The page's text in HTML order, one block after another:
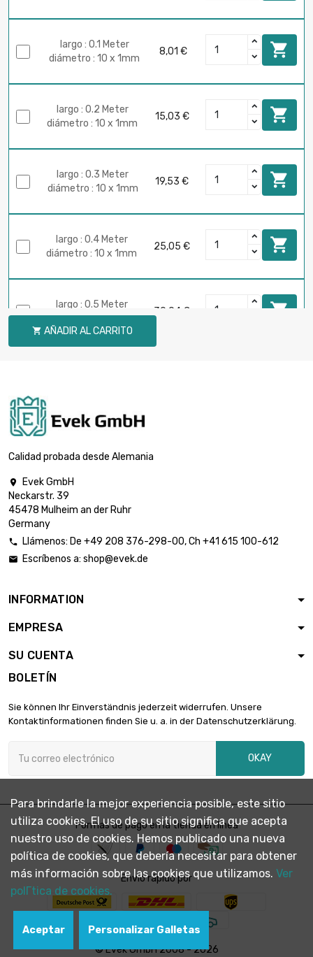
largo : 0.1 Meter
diámetro : 10 x 1mm
8,01 € 
largo : 0.2 Meter
diámetro : 10 x 1mm
15,03 € 
largo : 0.3 Meter
diámetro : 10 x 1mm
19,53 € 
largo : 0.4 Meter
diámetro : 10 x 1mm
25,05 € 
largo : 0.5 Meter
diámetro : 10 x 1mm
30,04 € 
largo : 0.02 Meter
diámetro : 10 x 2mm
largo : 0.05 Meter
largo : 0.1 Meter
diámetro : 10 x 2mm
20,18 €
largo : 0.3 Meter

largo : 0.4 Meter
diámetro : 10 x 2mm
33,64 € 
largo : 0.5 Meter
diámetro : 10 x 2mm
40,35 €
largo : 0.75 Meter
 AÑADIR AL CARRITO
Calidad probada desde Alemania

Evek GmbH
Neckarstr. 39
45478 Mulheim an der Ruhr
Germany
 Llámenos: De +49 208 376-298-00, Ch +41 615 100-612
 Escríbenos a: shop@evek.de
INFORMATION
EMPRESA
SU CUENTA
BOLETÍN
Sie können Ihr Einverständnis jederzeit widerrufen. Unsere
Kontaktinformationen finden Sie u. a. in der Datenschutzerklärung.
OKAY
Formas de pago en la tienda en línea
Envío rápido por
© Evek GmbH 2008 - 2026
Para brindarle la mejor experiencia posible, este sitio
utiliza cookies. El uso de su sitio significa que acepta
nuestro uso de cookies. Hemos publicado una nueva
política de cookies, que debería necesitar para obtener
más información sobre las cookies que utilizamos. Ver
polГ­tica de cookies.
Aceptar Personalizar Galletas